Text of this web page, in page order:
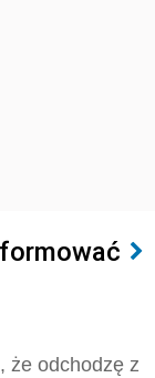
że odchodzę z